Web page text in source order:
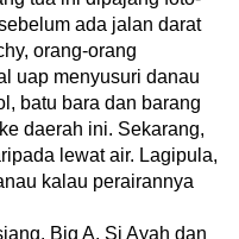
ada jalan darat
orang-orang
uap menyusuri danau
batu bara dan barang
daerah ini. Sekarang,
lewat air. Lagipula,
kalau perairannya
Big A, Si Ayah dan